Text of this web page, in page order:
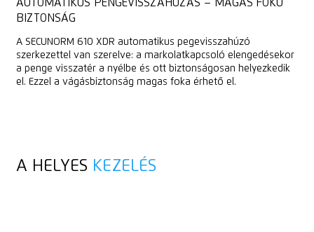
AUTOMATIKUS PENGEVISSZAHÚZÁS – MAGAS FOKÚ
BIZTONSÁG
A SECUNORM 610 XDR automatikus pegevisszahúzó
szerkezettel van szerelve: a markolatkapcsoló elengedésekor
a penge visszatér a nyélbe és ott biztonságosan helyezkedik
el. Ezzel a vágásbiztonság magas foka érhető el.
A HELYES KEZELÉS